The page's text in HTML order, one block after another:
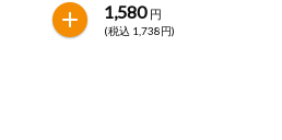
1,580 円
(税込 1,738円)